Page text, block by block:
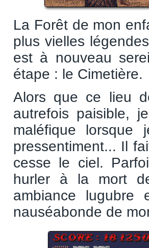
La Forêt de mon
plus vielles
est à nouveau
étape : le Cimetière.
Alors que ce lieu
autrefois paisible,
maléfique
pressentiment... Il
cesse le ciel.
hurler à la mort
ambiance lugubre
nauséabonde de